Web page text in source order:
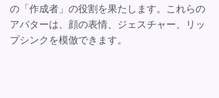
の「作成者」の役割を果たします。これらの
アバターは、顔の表情、ジェスチャー、リッ
プシンクを模倣できます。